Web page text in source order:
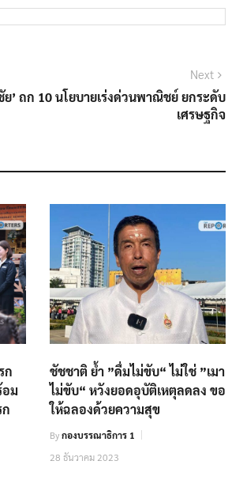
Next
post:
ย’ ถก 10 นโยบายเร่งด่วนพาณิชย์ ยกระดับ
เศรษฐกิจ
ก
อม
ชัชชาติ ย้ำ ”ดื่มไม่ขับ“ ไม่ใช่ ”เมา
ไม่ขับ“ หวังยอดอุบัติเหตุลดลง ขอ
ให้ฉลองด้วยความสุข
Byกองบรรณาธิการ 1
28 ธันวาคม 2023